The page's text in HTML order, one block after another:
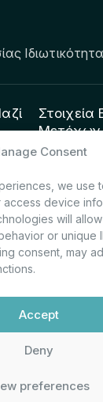
Consent
we use
device
will
or unique
consent, may
Accept
Deny
preferences
Στοιχεία
Μετόχων
Secretary
Relations
210 62 89